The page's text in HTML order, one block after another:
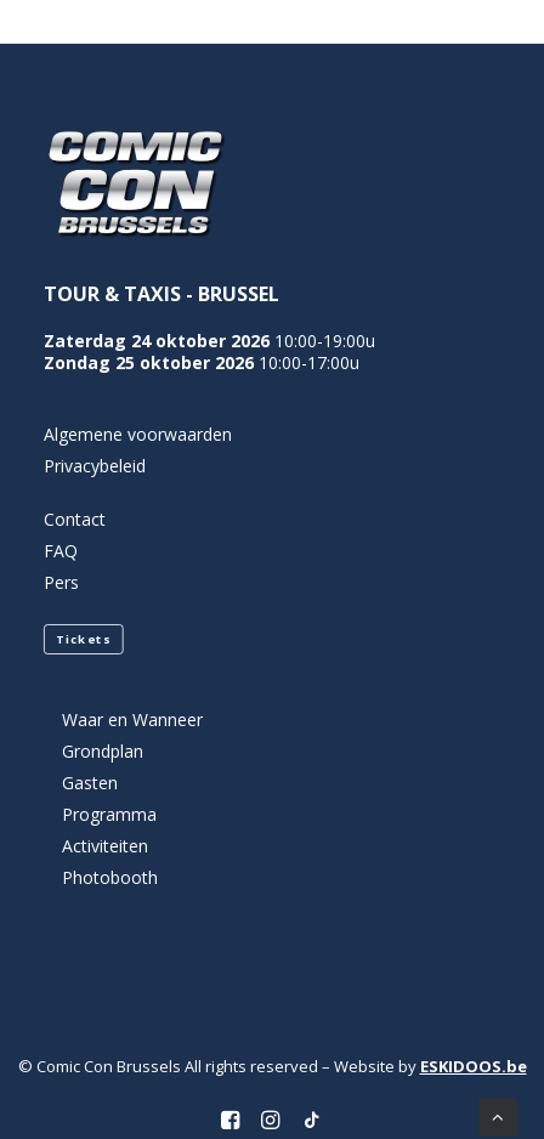
TOUR & TAXIS - BRUSSEL
Zaterdag 24 oktober 2026 10:00-19:00u
Zondag 25 oktober 2026 10:00-17:00u
Algemene voorwaarden
Privacybeleid
Contact
FAQ
Pers
Tickets
Waar en Wanneer
Grondplan
Gasten
Programma
Activiteiten
Photobooth
© Comic Con Brussels All rights reserved – Website by ESKIDOOS.be